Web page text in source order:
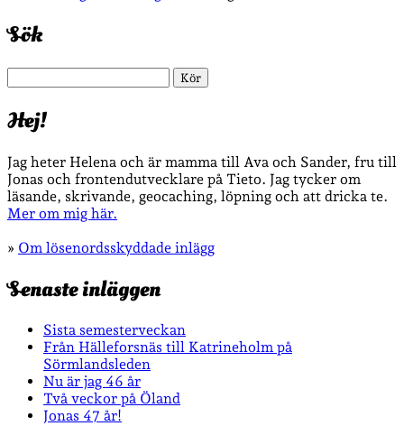
Sök
Hej!
Jag heter Helena och är mamma till Ava och Sander, fru till
Jonas och frontendutvecklare på Tieto. Jag tycker om
läsande, skrivande, geocaching, löpning och att dricka te.
Mer om mig här.
» Om lösenordsskyddade inlägg
Senaste inläggen
Sista semesterveckan
Från Hälleforsnäs till Katrineholm på
Sörmlandsleden
Nu är jag 46 år
Två veckor på Öland
Jonas 47 år!